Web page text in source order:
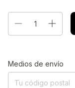
Entregas para el CP:
Medios de envío